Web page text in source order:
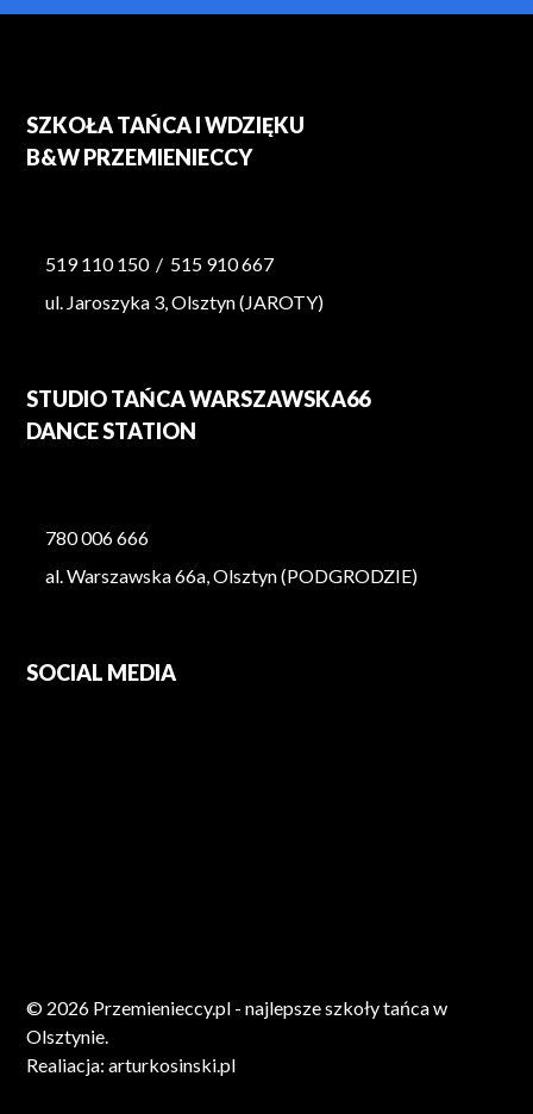
SZKOŁA TAŃCA I WDZIĘKU
B&W PRZEMIENIECCY
519 110 150 / 515 910 667
ul. Jaroszyka 3, Olsztyn (JAROTY)
STUDIO TAŃCA WARSZAWSKA66
DANCE STATION
780 006 666
al. Warszawska 66a, Olsztyn (PODGRODZIE)
SOCIAL MEDIA
© 2026 Przemienieccy.pl - najlepsze szkoły tańca w
Olsztynie.
Realiacja:arturkosinski.pl